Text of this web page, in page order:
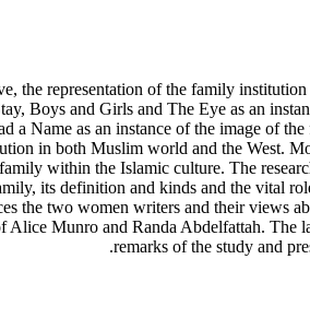
the representation of the family
Boys and Girls and The Eye as an
a Name as an instance of the image of
in both Muslim world and the West.
within the Islamic culture. The
its definition and kinds and the vital
the two women writers and their views
Munro and Randa Abdelfattah. The
remarks of the study and